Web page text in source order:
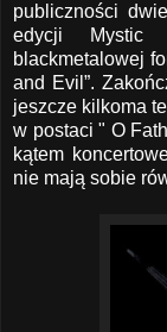
publiczności
edycji Mystic
blackmetalowej
and Evil”.
jeszcze kilkoma
w postaci " O
kątem
nie mają sobie